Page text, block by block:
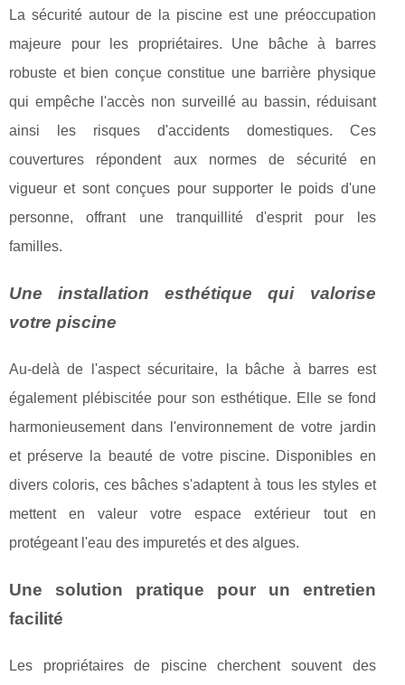
La sécurité autour de la piscine est une préoccupation
majeure pour les propriétaires. Une bâche à barres
robuste et bien conçue constitue une barrière physique
qui empêche l'accès non surveillé au bassin, réduisant
ainsi les risques d'accidents domestiques. Ces
couvertures répondent aux normes de sécurité en
vigueur et sont conçues pour supporter le poids d'une
personne, offrant une tranquillité d'esprit pour les
familles.
Une installation esthétique qui valorise
votre piscine
Au-delà de l'aspect sécuritaire, la bâche à barres est
également plébiscitée pour son esthétique. Elle se fond
harmonieusement dans l'environnement de votre jardin
et préserve la beauté de votre piscine. Disponibles en
divers coloris, ces bâches s'adaptent à tous les styles et
mettent en valeur votre espace extérieur tout en
protégeant l'eau des impuretés et des algues.
Une solution pratique pour un entretien
facilité
Les propriétaires de piscine cherchent souvent des